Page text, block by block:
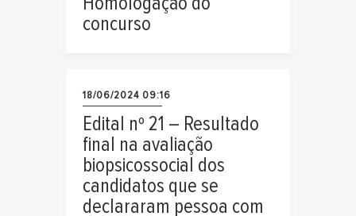
concurso
18/06/2024 09:16
Edital nº 21 – Resultado
final na avaliação
biopsicossocial dos
candidatos que se
declararam pessoa com